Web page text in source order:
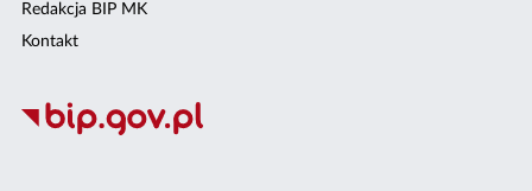
Redakcja BIP MK
Kontakt